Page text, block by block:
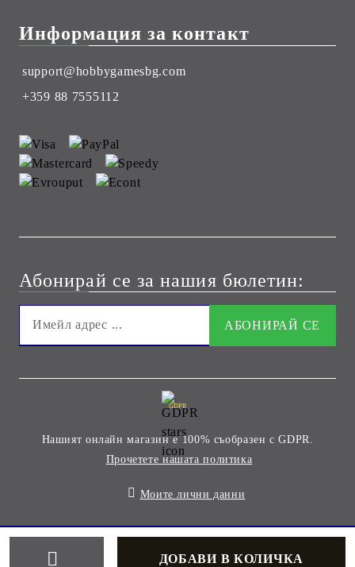
Информация за контакт
support@hobbygamesbg.com
+359 88 7555112
Абонирай се за нашия бюлетин:
GDPR
Нашият онлайн магазин е 100% съобразен с GDPR.
Прочетете нашата политика
Моите лични данни